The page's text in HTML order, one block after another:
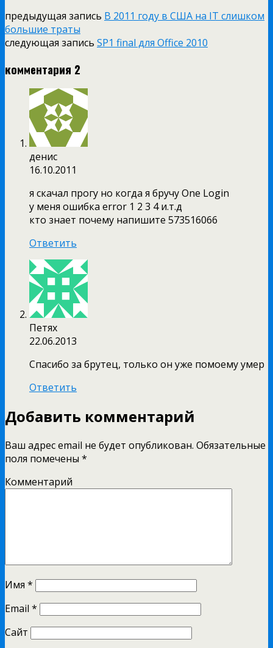
предыдущая запись В 2011 году в США на IT слишком
большие траты
следующая запись SP1 final для Office 2010
комментария 2
денис
16.10.2011
я скачал прогу но когда я бручу One Login
у меня ошибка error 1 2 3 4 и.т.д
кто знает почему напишите 573516066
Ответить
Петях
22.06.2013
Спасибо за брутец, только он уже помоему умер
Ответить
Добавить комментарий
Ваш адрес email не будет опубликован. Обязательные
поля помечены *
Комментарий
Имя *
Email *
Сайт